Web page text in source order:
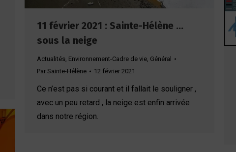
11 février 2021 : Sainte-Hélène …
sous la neige
Actualités, Environnement-Cadre de vie, Général
Par Sainte-Hélène 12 février 2021
Ce n’est pas si courant et il fallait le souligner ,
avec un peu retard , la neige est enfin arrivée
dans notre région.